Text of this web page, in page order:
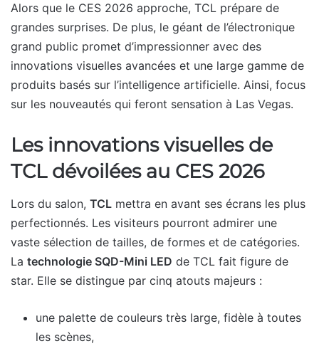
Alors que le CES 2026 approche, TCL prépare de
grandes surprises. De plus, le géant de l’électronique
grand public promet d’impressionner avec des
innovations visuelles avancées et une large gamme de
produits basés sur l’intelligence artificielle. Ainsi, focus
sur les nouveautés qui feront sensation à Las Vegas.
Les innovations visuelles de
TCL dévoilées au CES 2026
Lors du salon, TCL mettra en avant ses écrans les plus
perfectionnés. Les visiteurs pourront admirer une
vaste sélection de tailles, de formes et de catégories.
La technologie SQD-Mini LED de TCL fait figure de
star. Elle se distingue par cinq atouts majeurs :
une palette de couleurs très large, fidèle à toutes
les scènes,